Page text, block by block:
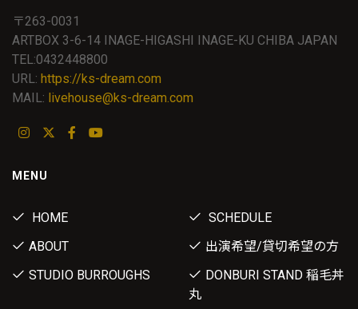
〒263-0031
ARTBOX 3-6-14 INAGE-HIGASHI INAGE-KU CHIBA JAPAN
TEL:0432448800
URL: https://ks-dream.com
MAIL: livehouse@ks-dream.com
MENU
HOME
SCHEDULE
ABOUT
出演希望/貸切希望の方
STUDIO BURROUGHS
DONBURI STAND 稲毛丼
丸